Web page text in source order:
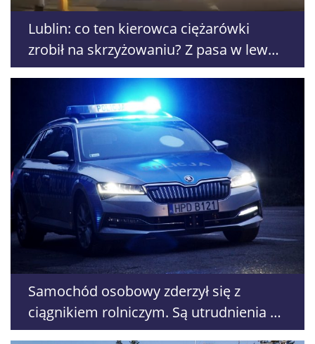
Lublin: co ten kierowca ciężarówki
zrobił na skrzyżowaniu? Z pasa w lewo,
pojechał w prawo
Samochód osobowy zderzył się z
ciągnikiem rolniczym. Są utrudnienia na
DK19